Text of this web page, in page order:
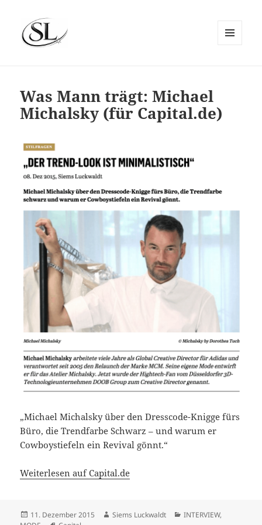
Was Mann trägt: Michael
Michalsky (für Capital.de)
„Michael Michalsky über den Dresscode-Knigge fürs
Büro, die Trendfarbe Schwarz – und warum er
Cowboystiefeln ein Revival gönnt.“
Weiterlesen auf Capital.de
Veröffentlicht
11. Dezember 2015 Autor
Siems Luckwaldt Kategorien
INTERVIEW,